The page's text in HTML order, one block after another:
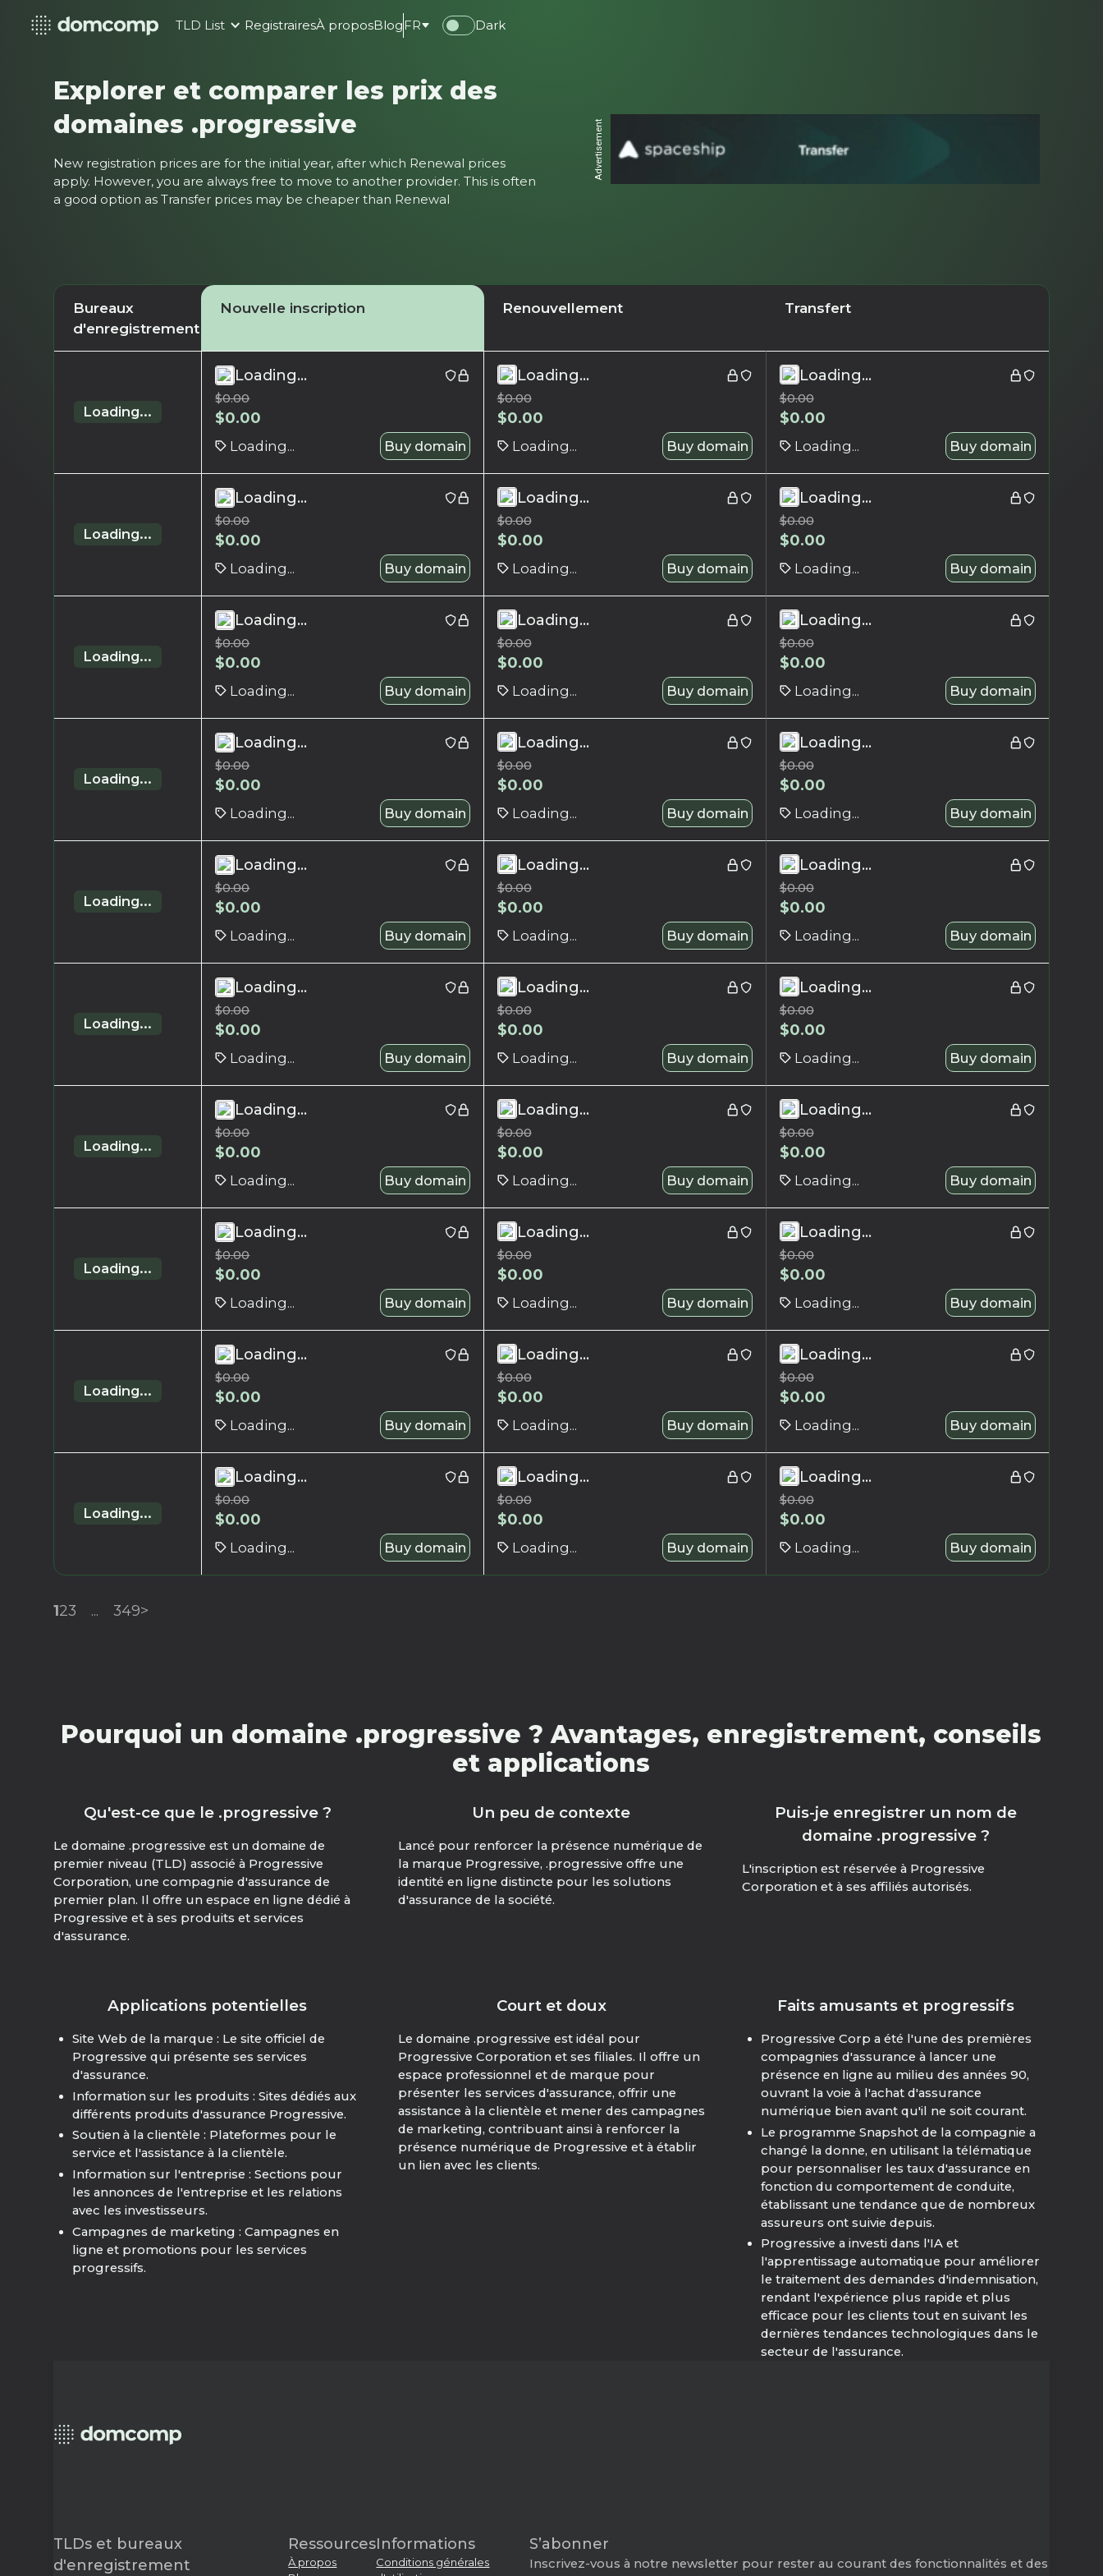
TLD List RegistrairesÀ proposBlog FR Dark
Explorer et comparer les prix des
domaines .progressive
New registration prices are for the initial year, after which Renewal prices
apply. However, you are always free to move to another provider. This is often
a good option as Transfer prices may be cheaper than Renewal
Advertisement
Bureaux
d'enregistrement
Nouvelle inscription Renouvellement Transfert
Loading...
Loading...
$0.00
$0.00
Loading... Buy domain
Loading...
$0.00
$0.00
Loading... Buy domain
Loading...
$0.00
$0.00
Loading... Buy domain
Loading...
Loading...
$0.00
$0.00
Loading... Buy domain
Loading...
$0.00
$0.00
Loading... Buy domain
Loading...
$0.00
$0.00
Loading... Buy domain
Loading...
Loading...
$0.00
$0.00
Loading... Buy domain
Loading...
$0.00
$0.00
Loading... Buy domain
Loading...
$0.00
$0.00
Loading... Buy domain
Loading...
Loading...
$0.00
$0.00
Loading... Buy domain
Loading...
$0.00
$0.00
Loading... Buy domain
Loading...
$0.00
$0.00
Loading... Buy domain
Loading...
Loading...
$0.00
$0.00
Loading... Buy domain
Loading...
$0.00
$0.00
Loading... Buy domain
Loading...
$0.00
$0.00
Loading... Buy domain
Loading...
Loading...
$0.00
$0.00
Loading... Buy domain
Loading...
$0.00
$0.00
Loading... Buy domain
Loading...
$0.00
$0.00
Loading... Buy domain
Loading...
Loading...
$0.00
$0.00
Loading... Buy domain
Loading...
$0.00
$0.00
Loading... Buy domain
Loading...
$0.00
$0.00
Loading... Buy domain
Loading...
Loading...
$0.00
$0.00
Loading... Buy domain
Loading...
$0.00
$0.00
Loading... Buy domain
Loading...
$0.00
$0.00
Loading... Buy domain
Loading...
Loading...
$0.00
$0.00
Loading... Buy domain
Loading...
$0.00
$0.00
Loading... Buy domain
Loading...
$0.00
$0.00
Loading... Buy domain
Loading...
Loading...
$0.00
$0.00
Loading... Buy domain
Loading...
$0.00
$0.00
Loading... Buy domain
Loading...
$0.00
$0.00
Loading... Buy domain
123 ... 349>
Pourquoi un domaine .progressive ? Avantages, enregistrement, conseils
et applications
Qu'est-ce que le .progressive ?
Le domaine .progressive est un domaine de
premier niveau (TLD) associé à Progressive
Corporation, une compagnie d'assurance de
premier plan. Il offre un espace en ligne dédié à
Progressive et à ses produits et services
d'assurance.
Un peu de contexte
Lancé pour renforcer la présence numérique de
la marque Progressive, .progressive offre une
identité en ligne distincte pour les solutions
d'assurance de la société.
Puis-je enregistrer un nom de
domaine .progressive ?
L'inscription est réservée à Progressive
Corporation et à ses affiliés autorisés.
Applications potentielles
Site Web de la marque : Le site officiel de
Progressive qui présente ses services
d'assurance.
Information sur les produits : Sites dédiés aux
différents produits d'assurance Progressive.
Soutien à la clientèle : Plateformes pour le
service et l'assistance à la clientèle.
Information sur l'entreprise : Sections pour
les annonces de l'entreprise et les relations
avec les investisseurs.
Campagnes de marketing : Campagnes en
ligne et promotions pour les services
progressifs.
Court et doux
Le domaine .progressive est idéal pour
Progressive Corporation et ses filiales. Il offre un
espace professionnel et de marque pour
présenter les services d'assurance, offrir une
assistance à la clientèle et mener des campagnes
de marketing, contribuant ainsi à renforcer la
présence numérique de Progressive et à établir
un lien avec les clients.
Faits amusants et progressifs
Progressive Corp a été l'une des premières
compagnies d'assurance à lancer une
présence en ligne au milieu des années 90,
ouvrant la voie à l'achat d'assurance
numérique bien avant qu'il ne soit courant.
Le programme Snapshot de la compagnie a
changé la donne, en utilisant la télématique
pour personnaliser les taux d'assurance en
fonction du comportement de conduite,
établissant une tendance que de nombreux
assureurs ont suivie depuis.
Progressive a investi dans l'IA et
l'apprentissage automatique pour améliorer
le traitement des demandes d'indemnisation,
rendant l'expérience plus rapide et plus
efficace pour les clients tout en suivant les
dernières tendances technologiques dans le
secteur de l'assurance.
TLDs et bureaux
d'enregistrement
Ressources
À propos
Informations
Conditions générales
S’abonner
Inscrivez-vous à notre newsletter pour rester au courant des fonctionnalités et des